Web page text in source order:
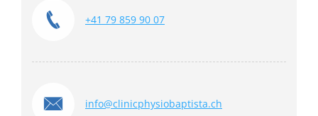
+41 79 859 90 07
info@clinicphysiobaptista.ch